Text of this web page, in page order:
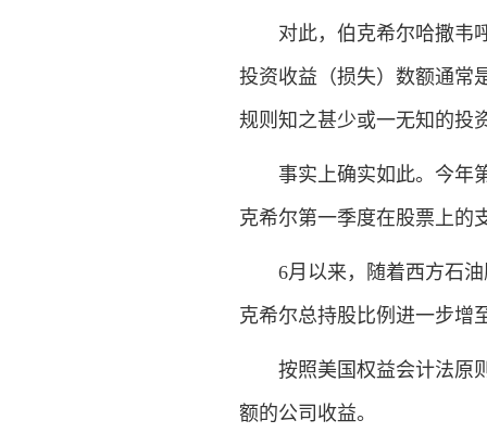
对此，伯克希尔哈撒韦呼
投资收益（损失）数额通常
规则知之甚少或一无知的投
事实上确实如此。今年第
克希尔第一季度在股票上的
6月以来，随着西方石油
克希尔总持股比例进一步增
按照美国权益会计法原则
额的公司收益。